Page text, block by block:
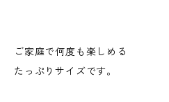
ご家庭で何度も楽しめる
たっぷりサイズです。